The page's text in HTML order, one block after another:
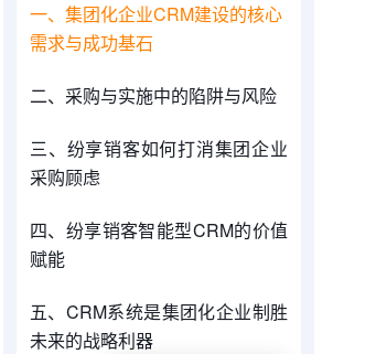
一、集团化企业CRM建设的核心
需求与成功基石
二、采购与实施中的陷阱与风险
三、纷享销客如何打消集团企业
采购顾虑
四、纷享销客智能型CRM的价值
赋能
五、CRM系统是集团化企业制胜
未来的战略利器